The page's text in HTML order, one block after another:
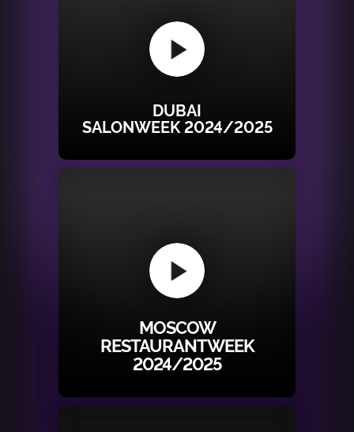
MOSCOW
RESTAURANTWEEK
2024/2025
DUBAI
SALONWEEK 2024/2025